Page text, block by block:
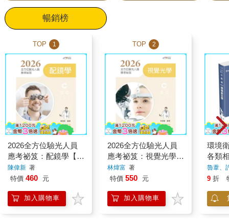
暢銷榜
TOP 1
2026全方位驗光人員
應考祕笈：配鏡學【含
歷屆試題QR Code】
陳偉新 著
特價 460 元
加入購物車
TOP 2
2026全方位驗光人員
應考祕笈：視覺光學
【含歷屆試題QR
Code(驗光師、驗光
林煒富 著
特價 550 元
加入購物車
環境
各類
魯葦、
9 折